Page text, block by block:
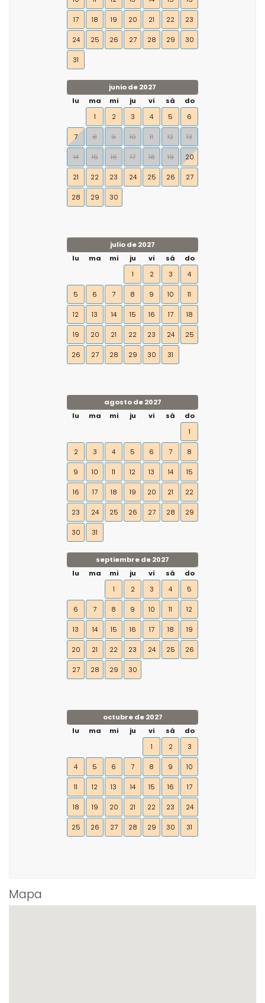
17 18 19 20 21 22 23
24 25 26 27 28 29 30
31
junio de 2027
lu
ma mi ju vi sá
do
1
2 3 4 5 6
7 8 9 10 11 12 13
14 15 16 17 18 19 20
21 22 23 24 25 26 27
28 29 30
julio de 2027
lu
ma mi ju vi sá
do
1
2 3 4
5 6 7 8 9 10 11
12 13 14 15 16 17 18
19 20 21 22 23 24 25
26 27 28 29 30 31
agosto de 2027
lu
ma mi ju vi sá
do
1
2 3 4 5 6 7 8
9 10 11 12 13 14 15
16 17 18 19 20 21 22
23 24 25 26 27 28 29
30 31
septiembre de 2027
lu
ma mi ju vi sá
do
1
2 3 4 5
6 7 8 9 10 11 12
13 14 15 16 17 18 19
20 21 22 23 24 25 26
27 28 29 30
octubre de 2027
lu
ma mi ju vi sá
do
1
2 3
4 5 6 7 8 9 10
11 12 13 14 15 16 17
18 19 20 21 22 23 24
25 26 27 28 29 30 31
Mapa